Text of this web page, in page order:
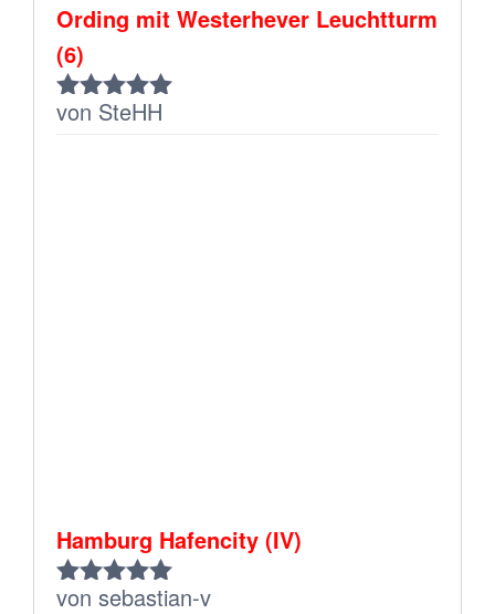
Ording mit Westerhever Leuchtturm
(6)
Bewertet
von SteHH
Hamburg Hafencity (IV)
Bewertet
von sebastian-v